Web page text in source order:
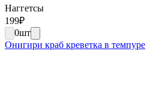
Наггетсы
199₽
0шт
Онигири краб креветка в темпуре